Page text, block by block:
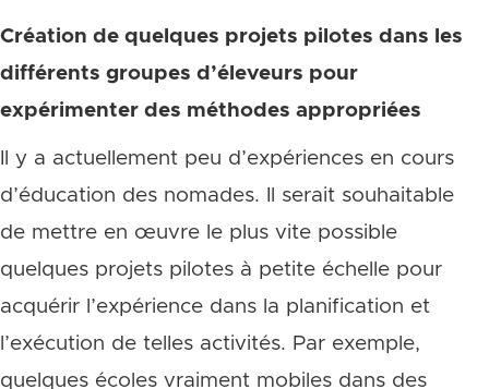
Création de quelques projets pilotes dans les
différents groupes d’éleveurs pour
expérimenter des méthodes appropriées
Il y a actuellement peu d’expériences en cours
d’éducation des nomades. Il serait souhaitable
de mettre en œuvre le plus vite possible
quelques projets pilotes à petite échelle pour
acquérir l’expérience dans la planification et
l’exécution de telles activités. Par exemple,
quelques écoles vraiment mobiles dans des